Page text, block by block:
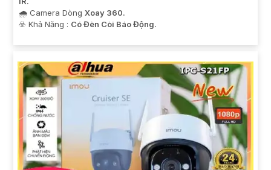
🌧️ Camera Dòng Xoay 360.
️☣️ Khả Năng : Có Đèn Còi Báo Động.